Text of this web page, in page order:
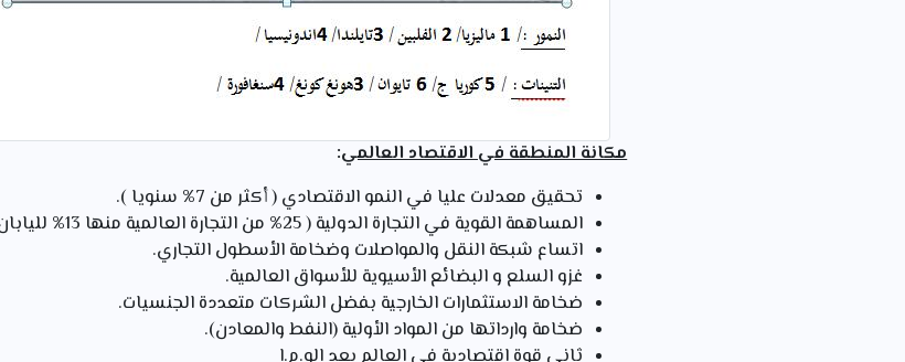
مكانة المنطقة في الاقتصاد العالمي:
تحقيق معدلات عليا في النمو الاقتصادي ( أكثر من 7% سنويا ).
المساهمة القوية في التجارة الدولية ( 25% من التجارة العالمية منها 13% لليابان)
اتساع شبكة النقل والمواصلات وضخامة الأسطول التجاري.
غزو السلع و البضائع الأسيوية للأسواق العالمية.
ضخامة الاستثمارات الخارجية بفضل الشركات متعددة الجنسيات.
ضخامة وارداتها من المواد الأولية (النفط والمعادن).